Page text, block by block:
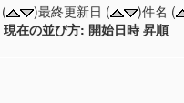
)最終更新日 (
)件名 (
現在の並び方: 開始日時 昇順